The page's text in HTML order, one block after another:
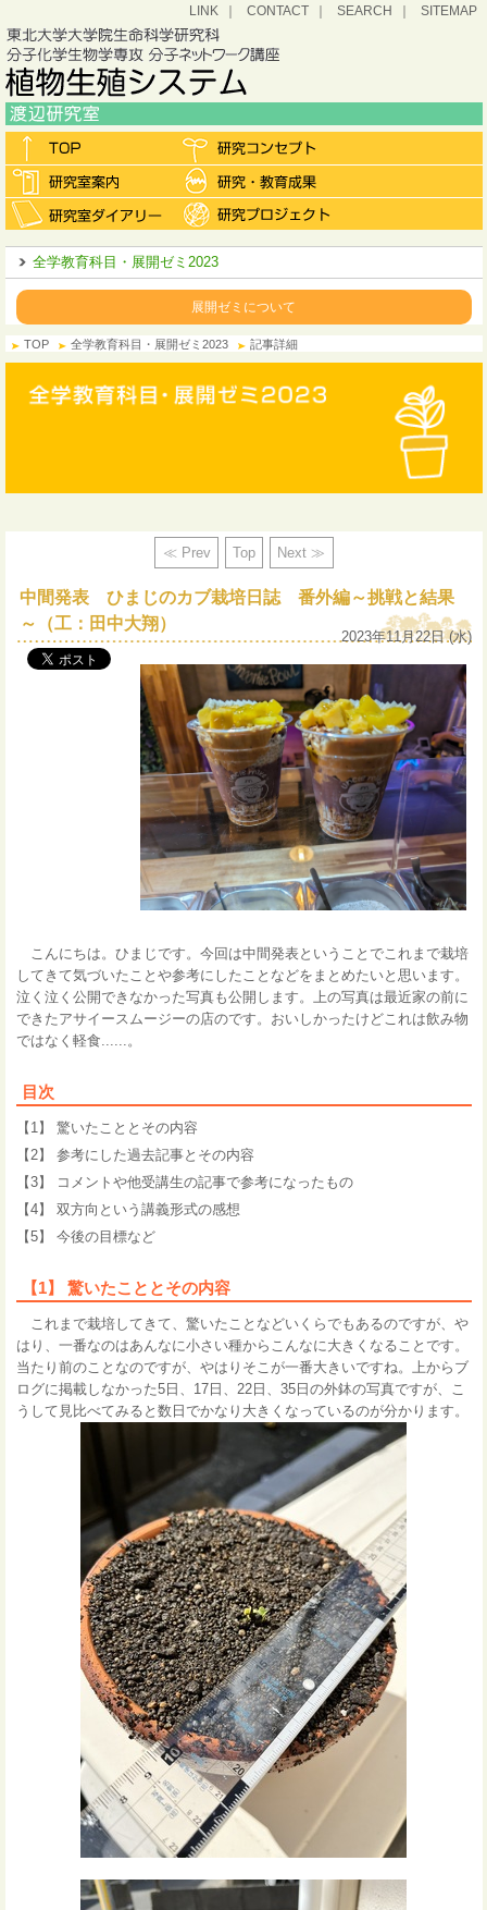
LINK CONTACT SEARCH SITEMAP
全学教育科目・展開ゼミ2023
展開ゼミについて
TOP 全学教育科目・展開ゼミ2023 記事詳細
≪ Prev Top Next ≫
中間発表 ひまじのカブ栽培日誌 番外編～挑戦と結果
～（工：田中大翔）
2023年11月22日 (水)
こんにちは。ひまじです。今回は中間発表ということでこれまで栽培
してきて気づいたことや参考にしたことなどをまとめたいと思います。
泣く泣く公開できなかった写真も公開します。上の写真は最近家の前に
できたアサイースムージーの店のです。おいしかったけどこれは飲み物
ではなく軽食......。
目次
【1】 驚いたこととその内容
【2】 参考にした過去記事とその内容
【3】 コメントや他受講生の記事で参考になったもの
【4】 双方向という講義形式の感想
【5】 今後の目標など
【1】 驚いたこととその内容
これまで栽培してきて、驚いたことなどいくらでもあるのですが、や
はり、一番なのはあんなに小さい種からこんなに大きくなることです。
当たり前のことなのですが、やはりそこが一番大きいですね。上からブ
ログに掲載しなかった5日、17日、22日、35日の外鉢の写真ですが、こ
うして見比べてみると数日でかなり大きくなっているのが分かります。